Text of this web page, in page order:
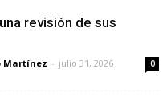
revisión de sus
Martínez - julio 31, 2026 0